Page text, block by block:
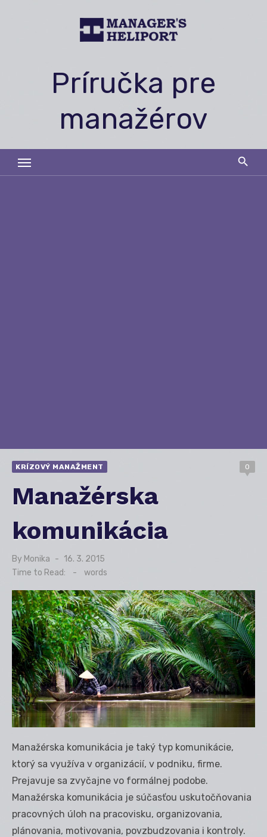
Príručka pre
manažérov
KRÍZOVÝ MANAŽMENT 0
Manažérska
komunikácia
By Monika
Posted
on
16. 3. 2015
Time to Read:
- words
Manažérska komunikácia je taký typ komunikácie,
ktorý sa využíva v organizácií, v podniku, firme.
Prejavuje sa zvyčajne vo formálnej podobe.
Manažérska komunikácia je súčasťou uskutočňovania
pracovných úloh na pracovisku, organizovania,
plánovania, motivovania, povzbudzovania i kontroly.